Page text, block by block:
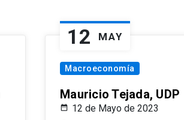
12 MAY
Macroeconomía
Mauricio Tejada, UDP
12 de Mayo de 2023